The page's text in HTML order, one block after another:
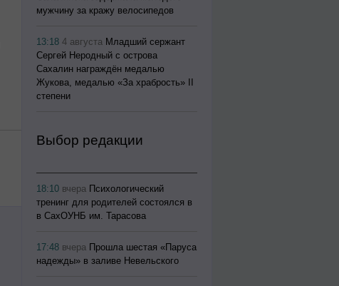
мужчину за кражу велосипедов
13:184 августа Младший сержант
Сергей Неродный с острова
Сахалин награждён медалью
Жукова, медалью «За храбрость» II
степени
Выбор редакции
18:10 вчера Психологический
тренинг для родителей состоялся в
в СахОУНБ им. Тарасова
17:48 вчера Прошла шестая «Паруса
надежды» в заливе Невельского